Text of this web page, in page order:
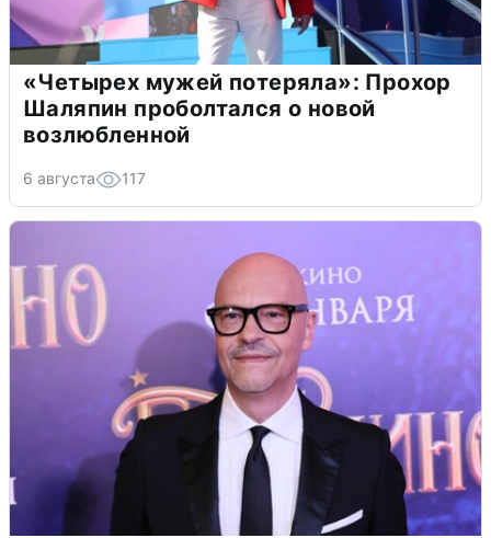
«Четырех мужей потеряла»: Прохор
Шаляпин проболтался о новой
возлюбленной
6 августа 117